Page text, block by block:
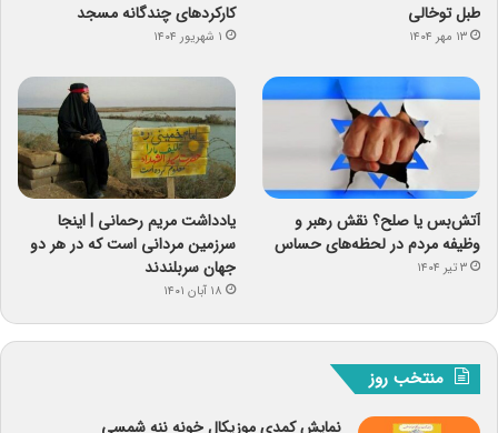
طبل توخالی
۱۳ مهر ۱۴۰۴
کارکردهای چندگانه مسجد
۱ شهریور ۱۴۰۴
آتش‌بس یا صلح؟ نقش رهبر و
وظیفه مردم در لحظه‌های حساس
۳ تیر ۱۴۰۴
یادداشت مریم رحمانی | اینجا
سرزمین مردانی است که در هر دو
جهان سربلندند
۱۸ آبان ۱۴۰۱
منتخب روز
نمایش کمدی موزیکال خونه ننه شمسی